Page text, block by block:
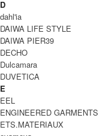
BRAND一覧
Veritecoeur (
[THANK
D
dahl'ia
DAIWA LIFE STYLE
DAIWA PIER39
DECHO
Dulcamara
DUVETICA
E
EEL
ENGINEERED GARMENTS
ETS.MATERIAUX